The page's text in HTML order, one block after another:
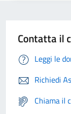
Contatta il
Leggi le
Richiedi
Chiama il